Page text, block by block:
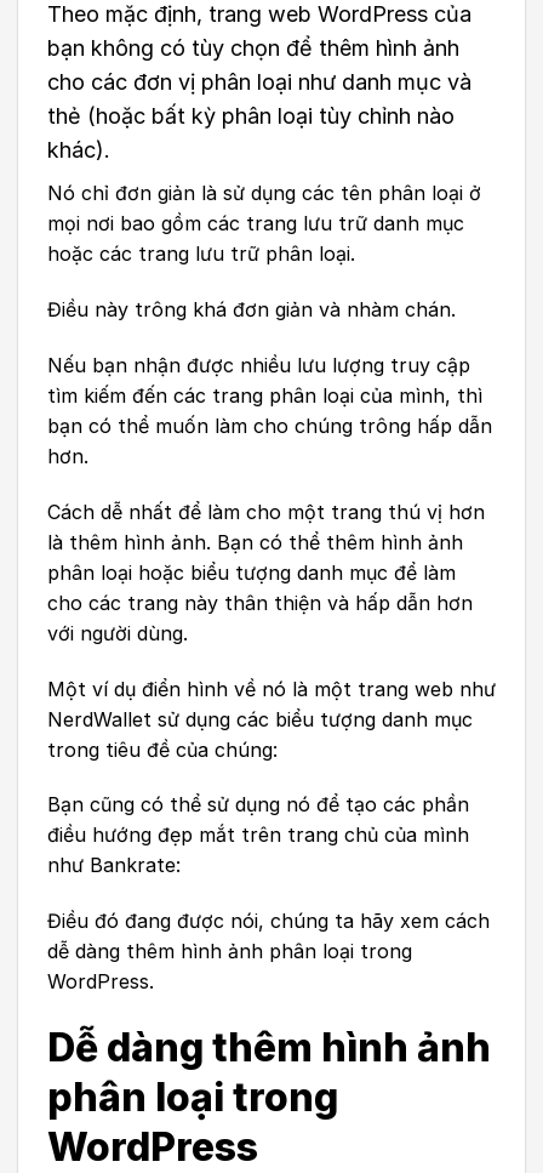
Theo mặc định, trang web WordPress của
bạn không có tùy chọn để thêm hình ảnh
cho các đơn vị phân loại như danh mục và
thẻ (hoặc bất kỳ phân loại tùy chỉnh nào
khác).
Nó chỉ đơn giản là sử dụng các tên phân loại ở
mọi nơi bao gồm các trang lưu trữ danh mục
hoặc các trang lưu trữ phân loại.
Điều này trông khá đơn giản và nhàm chán.
Nếu bạn nhận được nhiều lưu lượng truy cập
tìm kiếm đến các trang phân loại của mình, thì
bạn có thể muốn làm cho chúng trông hấp dẫn
hơn.
Cách dễ nhất để làm cho một trang thú vị hơn
là thêm hình ảnh. Bạn có thể thêm hình ảnh
phân loại hoặc biểu tượng danh mục để làm
cho các trang này thân thiện và hấp dẫn hơn
với người dùng.
Một ví dụ điển hình về nó là một trang web như
NerdWallet sử dụng các biểu tượng danh mục
trong tiêu đề của chúng:
Bạn cũng có thể sử dụng nó để tạo các phần
điều hướng đẹp mắt trên trang chủ của mình
như Bankrate:
Điều đó đang được nói, chúng ta hãy xem cách
dễ dàng thêm hình ảnh phân loại trong
WordPress.
Dễ dàng thêm hình ảnh
phân loại trong
WordPress